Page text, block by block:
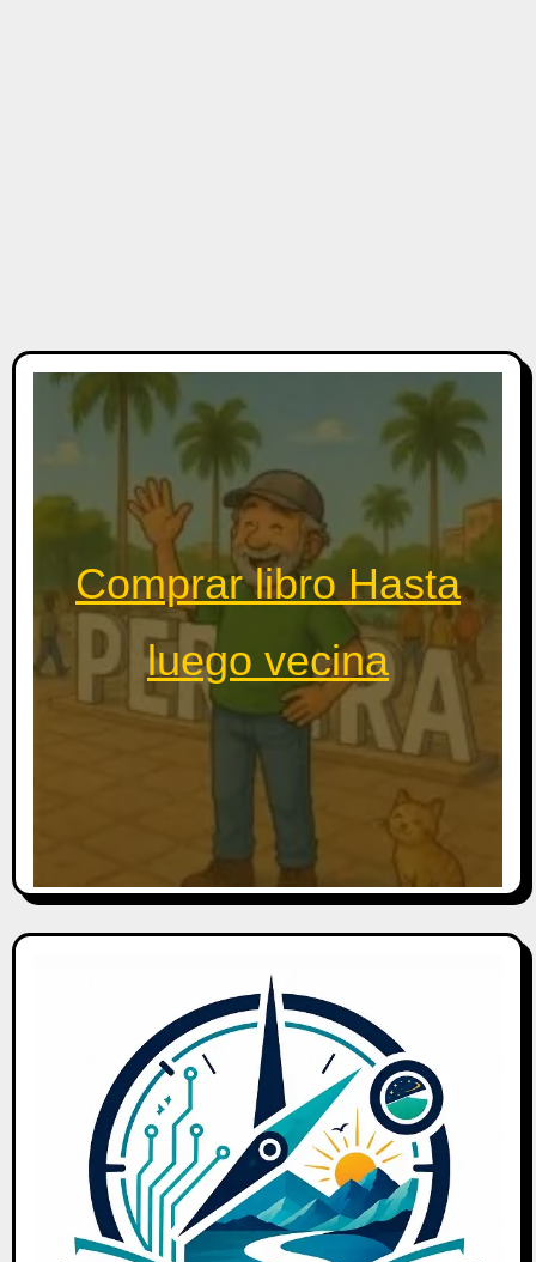
Comprar libro Hasta
luego vecina